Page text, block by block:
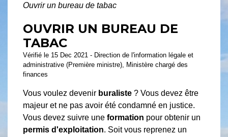
Ouvrir un bureau de tabac
OUVRIR UN BUREAU DE
TABAC
Vérifié le 15 Dec 2021 - Direction de l'information légale et
administrative (Première ministre), Ministère chargé des
finances
Vous voulez devenir buraliste ? Vous devez être
majeur et ne pas avoir été condamné en justice.
Vous devez suivre une formation pour obtenir un
permis d'exploitation. Soit vous reprenez un